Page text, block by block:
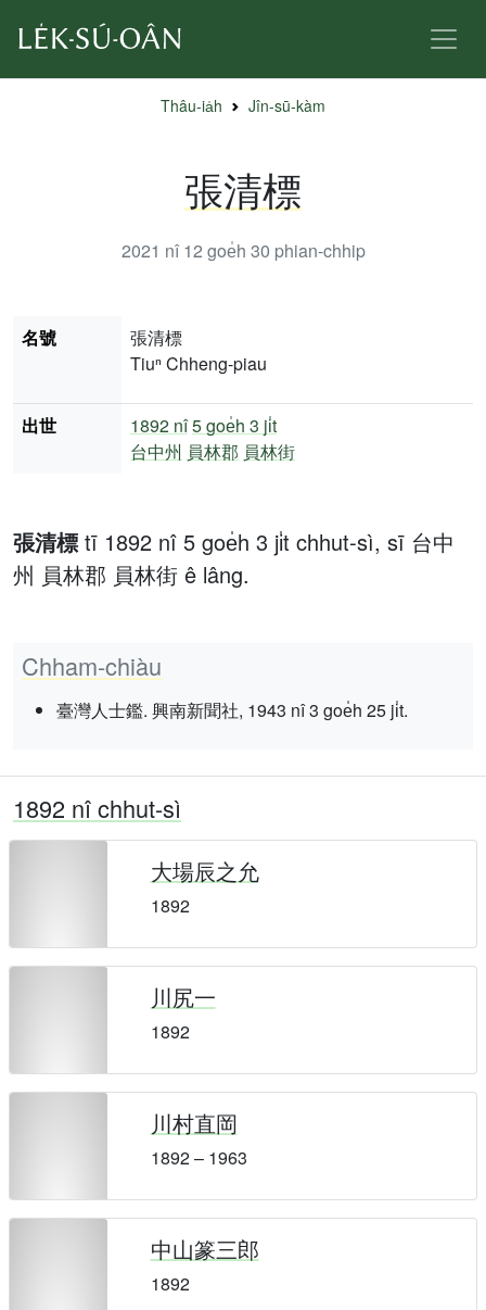
Thâu-ia̍h Jîn-sū-kàm
張清標
2021 nî 12 goe̍h 30 phian-chhip
張清標 tī 1892 nî 5 goe̍h 3 ji̍t chhut-sì, sī 台中
州 員林郡 員林街 ê lâng.
Chham-chiàu
臺灣人士鑑. 興南新聞社, 1943 nî 3 goe̍h 25 ji̍t.
名號
張清標
Tiuⁿ Chheng-piau
出世 1892 nî5 goe̍h 3 ji̍t
台中州 員林郡 員林街
1892 nî chhut-sì
大場辰之允
1892
川尻一
1892
川村直岡
1892 – 1963
中山篆三郎
1892